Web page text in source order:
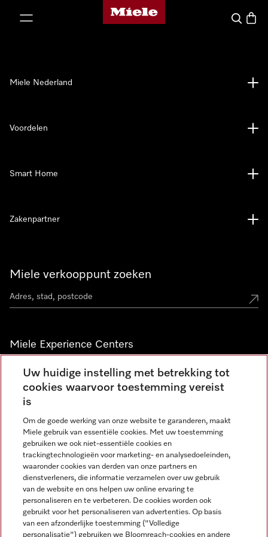
Homepage van Miele
Wat zoek
Miele verkooppunt zoeken
Miele Experience Centers
Vind jouw Miele Experience Center
Nieuwsbrief
Miele Nederland
Voordelen
Smart Home
Zakenpartner
Miele op Instagram
Miele op Facebook
Miele op Youtube
Uw huidige instelling met betrekking tot
cookies waarvoor toestemming vereist
is
Om de goede werking van onze website te garanderen, maakt
Miele gebruik van essentiële cookies. Met uw toestemming
gebruiken we ook niet-essentiële cookies en
trackingtechnologieën voor marketing- en analysedoeleinden,
waaronder cookies van derden van onze partners en
dienstverleners, die informatie verzamelen over uw gebruik
van de website en ons helpen uw online ervaring te
personaliseren en te verbeteren. De cookies worden ook
gebruikt voor het personaliseren van advertenties. Op basis
van een afzonderlijke toestemming ("Volledige
personalisatie") gebruiken we Bloomreach-cookies en andere